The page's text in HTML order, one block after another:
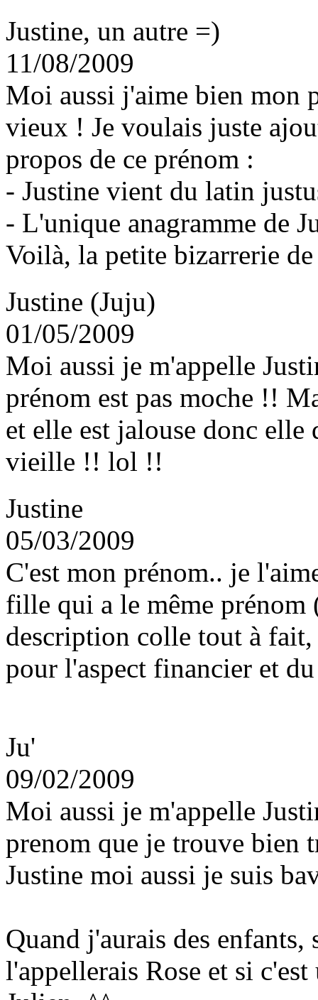
Justine, un autre =)
11/08/2009
Moi aussi j'aime bien mon
vieux ! Je voulais juste
propos de ce prénom :
- Justine vient du latin
- L'unique anagramme de
Voilà, la petite bizarrerie
Justine (Juju)
01/05/2009
Moi aussi je m'appelle
prénom est pas moche !!
et elle est jalouse donc elle
vieille !! lol !!
Justine
05/03/2009
C'est mon prénom.. je
fille qui a le même prénom
description colle tout à
pour l'aspect financier et
Ju'
09/02/2009
Moi aussi je m'appelle
prenom que je trouve bien
Justine moi aussi je suis
Quand j'aurais des
l'appellerais Rose et si